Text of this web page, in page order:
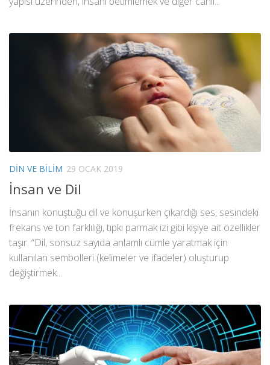
DIN VE BILIM 29 OCAK 2019
İnsan ve Dil
İnsanın konuştuğu dil ve konuşurken çıkardığı ses, sesindeki
frekans ve ton farklılığı, tıpkı parmak izi gibi kişiye ait özellikler
taşır. “Dil, sonsuz sayıda anlamlı cümle yaratmak için
kullanılan sembolleri (kelimeler ve ifadeler) oluşturup
değiştirmek...